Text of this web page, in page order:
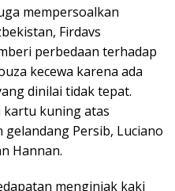
mempersoalkan
Firdavs
perbedaan terhadap
kecewa karena ada
dinilai tidak tepat.
kartu kuning atas
Persib, Luciano
Hannan.
menginjak kaki